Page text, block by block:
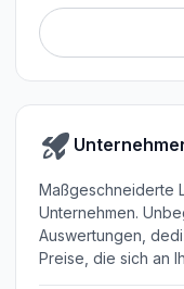
Maßgeschneiderte
Unternehmen.
Auswertungen,
Preise, die sich an